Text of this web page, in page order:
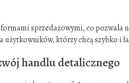
sprzedażowymi, co pozwala
którzy chcą szybko i
handlu detalicznego